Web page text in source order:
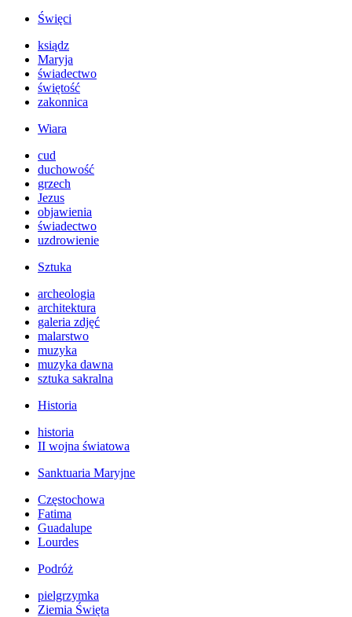
Święci
ksiądz
Maryja
świadectwo
świętość
zakonnica
Wiara
cud
duchowość
grzech
Jezus
objawienia
świadectwo
uzdrowienie
Sztuka
archeologia
architektura
galeria zdjęć
malarstwo
muzyka
muzyka dawna
sztuka sakralna
Historia
historia
II wojna światowa
Sanktuaria Maryjne
Częstochowa
Fatima
Guadalupe
Lourdes
Podróż
pielgrzymka
Ziemia Święta